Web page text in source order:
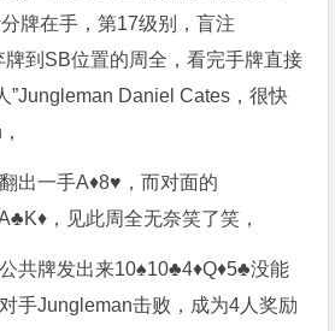
牌在手，第17级别，盲注
到SB位置的周全，看完手牌直接
”Jungleman Daniel Cates，很快
出一手A♦️8♥️，而对面的
，见此周全无奈笑了笑，
共牌发出来10♠️10♣️4♦️Q♦️5♣️没能
手Jungleman击败，成为4人奖励